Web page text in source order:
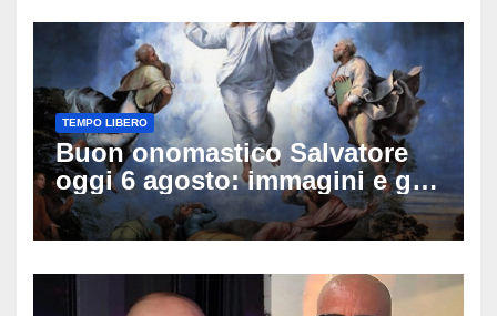
TEMPO LIBERO
Buon onomastico Salvatore
oggi 6 agosto: immagini e gif
di auguri da condividere